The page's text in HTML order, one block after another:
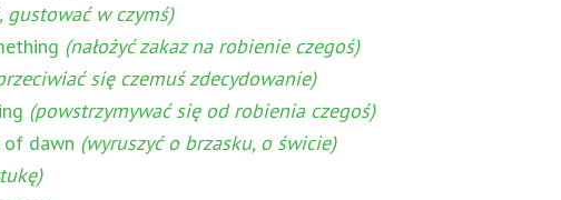
gustować w czymś)
(nałożyć zakaz na robienie czegoś)
się czemuś zdecydowanie)
(powstrzymywać się od robienia czegoś)
dawn (wyruszyć o brzasku, o świcie)